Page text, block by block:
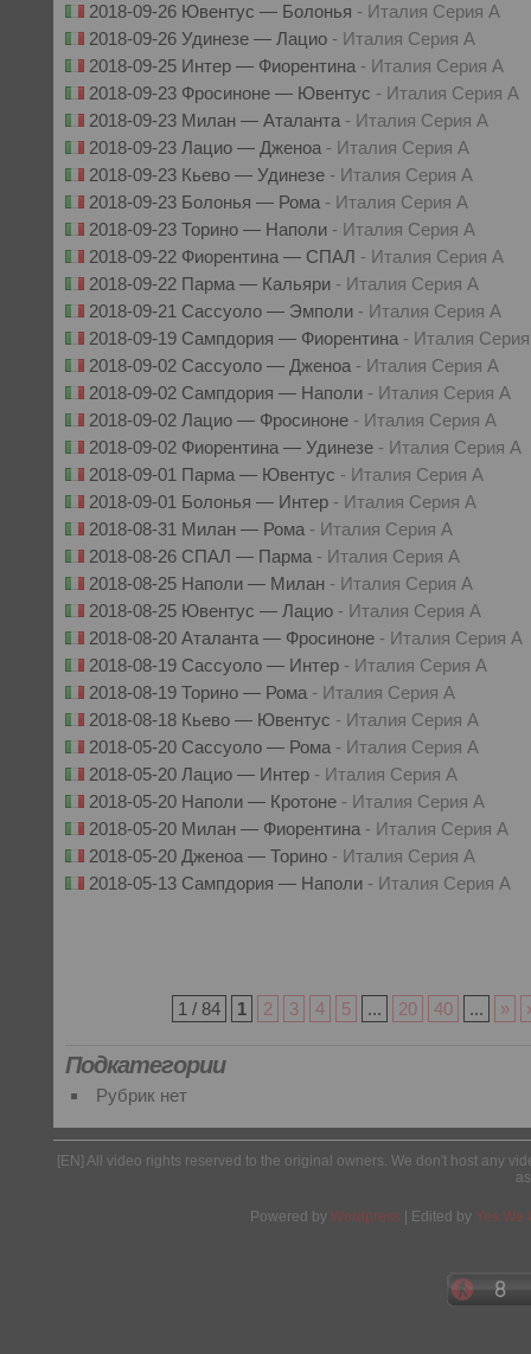
2018-09-26 Ювентус — Болонья - Италия Серия А
2018-09-26 Удинезе — Лацио - Италия Серия А
2018-09-25 Интер — Фиорентина - Италия Серия А
2018-09-23 Фросиноне — Ювентус - Италия Серия А
2018-09-23 Милан — Аталанта - Италия Серия А
2018-09-23 Лацио — Дженоа - Италия Серия А
2018-09-23 Кьево — Удинезе - Италия Серия А
2018-09-23 Болонья — Рома - Италия Серия А
2018-09-23 Торино — Наполи - Италия Серия А
2018-09-22 Фиорентина — СПАЛ - Италия Серия А
2018-09-22 Парма — Кальяри - Италия Серия А
2018-09-21 Сассуоло — Эмполи - Италия Серия А
2018-09-19 Сампдория — Фиорентина - Италия
2018-09-02 Сассуоло — Дженоа - Италия Серия А
2018-09-02 Сампдория — Наполи - Италия Серия А
2018-09-02 Лацио — Фросиноне - Италия Серия А
2018-09-02 Фиорентина — Удинезе - Италия Серия А
2018-09-01 Парма — Ювентус - Италия Серия А
2018-09-01 Болонья — Интер - Италия Серия А
2018-08-31 Милан — Рома - Италия Серия А
2018-08-26 СПАЛ — Парма - Италия Серия А
2018-08-25 Наполи — Милан - Италия Серия А
2018-08-25 Ювентус — Лацио - Италия Серия А
2018-08-20 Аталанта — Фросиноне - Италия Серия А
2018-08-19 Сассуоло — Интер - Италия Серия А
2018-08-19 Торино — Рома - Италия Серия А
2018-08-18 Кьево — Ювентус - Италия Серия А
2018-05-20 Сассуоло — Рома - Италия Серия А
2018-05-20 Лацио — Интер - Италия Серия А
2018-05-20 Наполи — Кротоне - Италия Серия А
2018-05-20 Милан — Фиорентина - Италия Серия А
2018-05-20 Дженоа — Торино - Италия Серия А
2018-05-13 Сампдория — Наполи - Италия Серия А
1 / 84 1 2 3 4 5 ... 20 40 ... »
Подкатегории
Рубрик нет
[EN] All video rights reserved to the original owners. We don't host any
Powered by Wordpress | Edited by Yes We